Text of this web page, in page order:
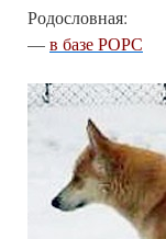
Родословная:
—в базе РОРС